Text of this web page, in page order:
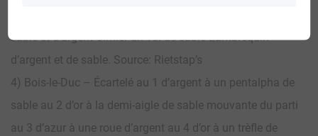
sable et d’argent Cimier un vol de sable Lambrequin
d’argent et de sable. Source: Rietstap’s
4) Bois-le-Duc – Écartelé au 1 d’argent à un pentalpha de
sable au 2 d’or à la demi-aigle de sable mouvante du parti
au 3 d’azur à une roue d’argent au 4 d’or à un trèfle de